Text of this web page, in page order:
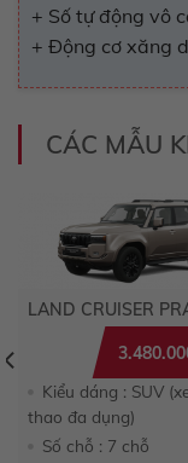
+ Số tự động vô
+ Động cơ xăng
CÁC MẪU
LAND CRUISER
Kiểu dáng : SUV
thao đa dụng)
Số chỗ : 7 chỗ